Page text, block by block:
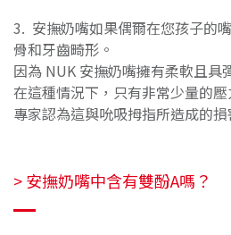
3. 安撫奶嘴如果偶爾在您孩子的
骨和牙齒畸形。
因為 NUK 安撫奶嘴擁有柔軟且具
在這種情況下，只有非常少量的
專家認為這與吮吸拇指所造成的
>安撫奶嘴中含有雙酚A嗎？